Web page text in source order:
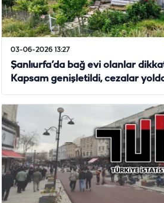
03-06-2026 13:27
Şanlıurfa’da bağ evi olanlar
Kapsam genişletildi, cezalar